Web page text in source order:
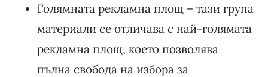
Голямната рекламна площ – тази група
материали се отличава с най-голямата
рекламна площ, което позволява
пълна свобода на избора за